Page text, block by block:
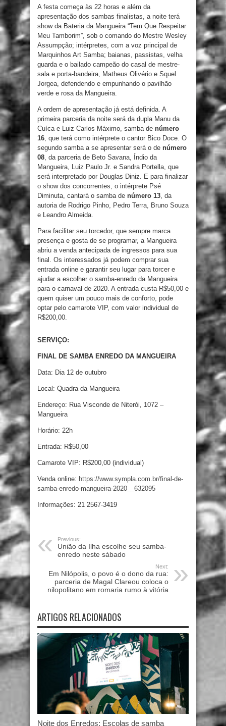
A festa começa às 22 horas e além da
apresentação dos sambas finalistas, a noite terá
show da Bateria da Mangueira “Tem Que Respeitar
Meu Tamborim”, sob o comando do Mestre Wesley
Assumpção; intérpretes, com a voz principal de
Marquinhos Art Samba; baianas, passistas, velha
guarda e o bailado campeão do casal de mestre-
sala e porta-bandeira, Matheus Olivério e Squel
Jorgea, defendendo e empunhando o pavilhão
verde e rosa da Mangueira.
A ordem de apresentação já está definida. A
primeira parceria da noite será da dupla Manu da
Cuíca e Luiz Carlos Máximo, samba de número
16 , que terá como intérprete o cantor Bico Doce. O
segundo samba a se apresentar será o de número
08 , da parceria de Beto Savana, Índio da
Mangueira, Luiz Paulo Jr. e Sandra Portella, que
será interpretado por Douglas Diniz. E para finalizar
o show dos concorrentes, o intérprete Psé
Diminuta, cantará o samba de número 13 , da
autoria de Rodrigo Pinho, Pedro Terra, Bruno Souza
e Leandro Almeida.
Para facilitar seu torcedor, que sempre marca
presença e gosta de se programar, a Mangueira
abriu a venda antecipada de ingressos para sua
final. Os interessados já podem comprar sua
entrada online e garantir seu lugar para torcer e
ajudar a escolher o samba-enredo da Mangueira
para o carnaval de 2020. A entrada custa R$50,00 e
quem quiser um pouco mais de conforto, pode
optar pelo camarote VIP, com valor individual de
R$200,00.
SERVIÇO:
FINAL DE SAMBA ENREDO DA MANGUEIRA
Data: Dia 12 de outubro
Local: Quadra da Mangueira
Endereço: Rua Visconde de Niterói, 1072 –
Mangueira
Horário: 22h
Entrada: R$50,00
Camarote VIP: R$200,00 (individual)
Venda online: https://www.sympla.com.br/final-de-
samba-enredo-mangueira-2020__632095
Informações: 21 2567-3419
Previous:
União da Ilha escolhe seu samba-
enredo neste sábado
Next:
Em Nilópolis, o povo é o dono da rua:
parceria de Magal Clareou coloca o
nilopolitano em romaria rumo à vitória
ARTIGOS RELACIONADOS
Noite dos Enredos: Escolas de samba